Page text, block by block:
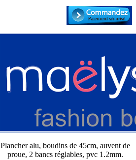
Plancher alu, boudins de 45cm, auvent de
proue, 2 bancs réglables, pvc 1.2mm.